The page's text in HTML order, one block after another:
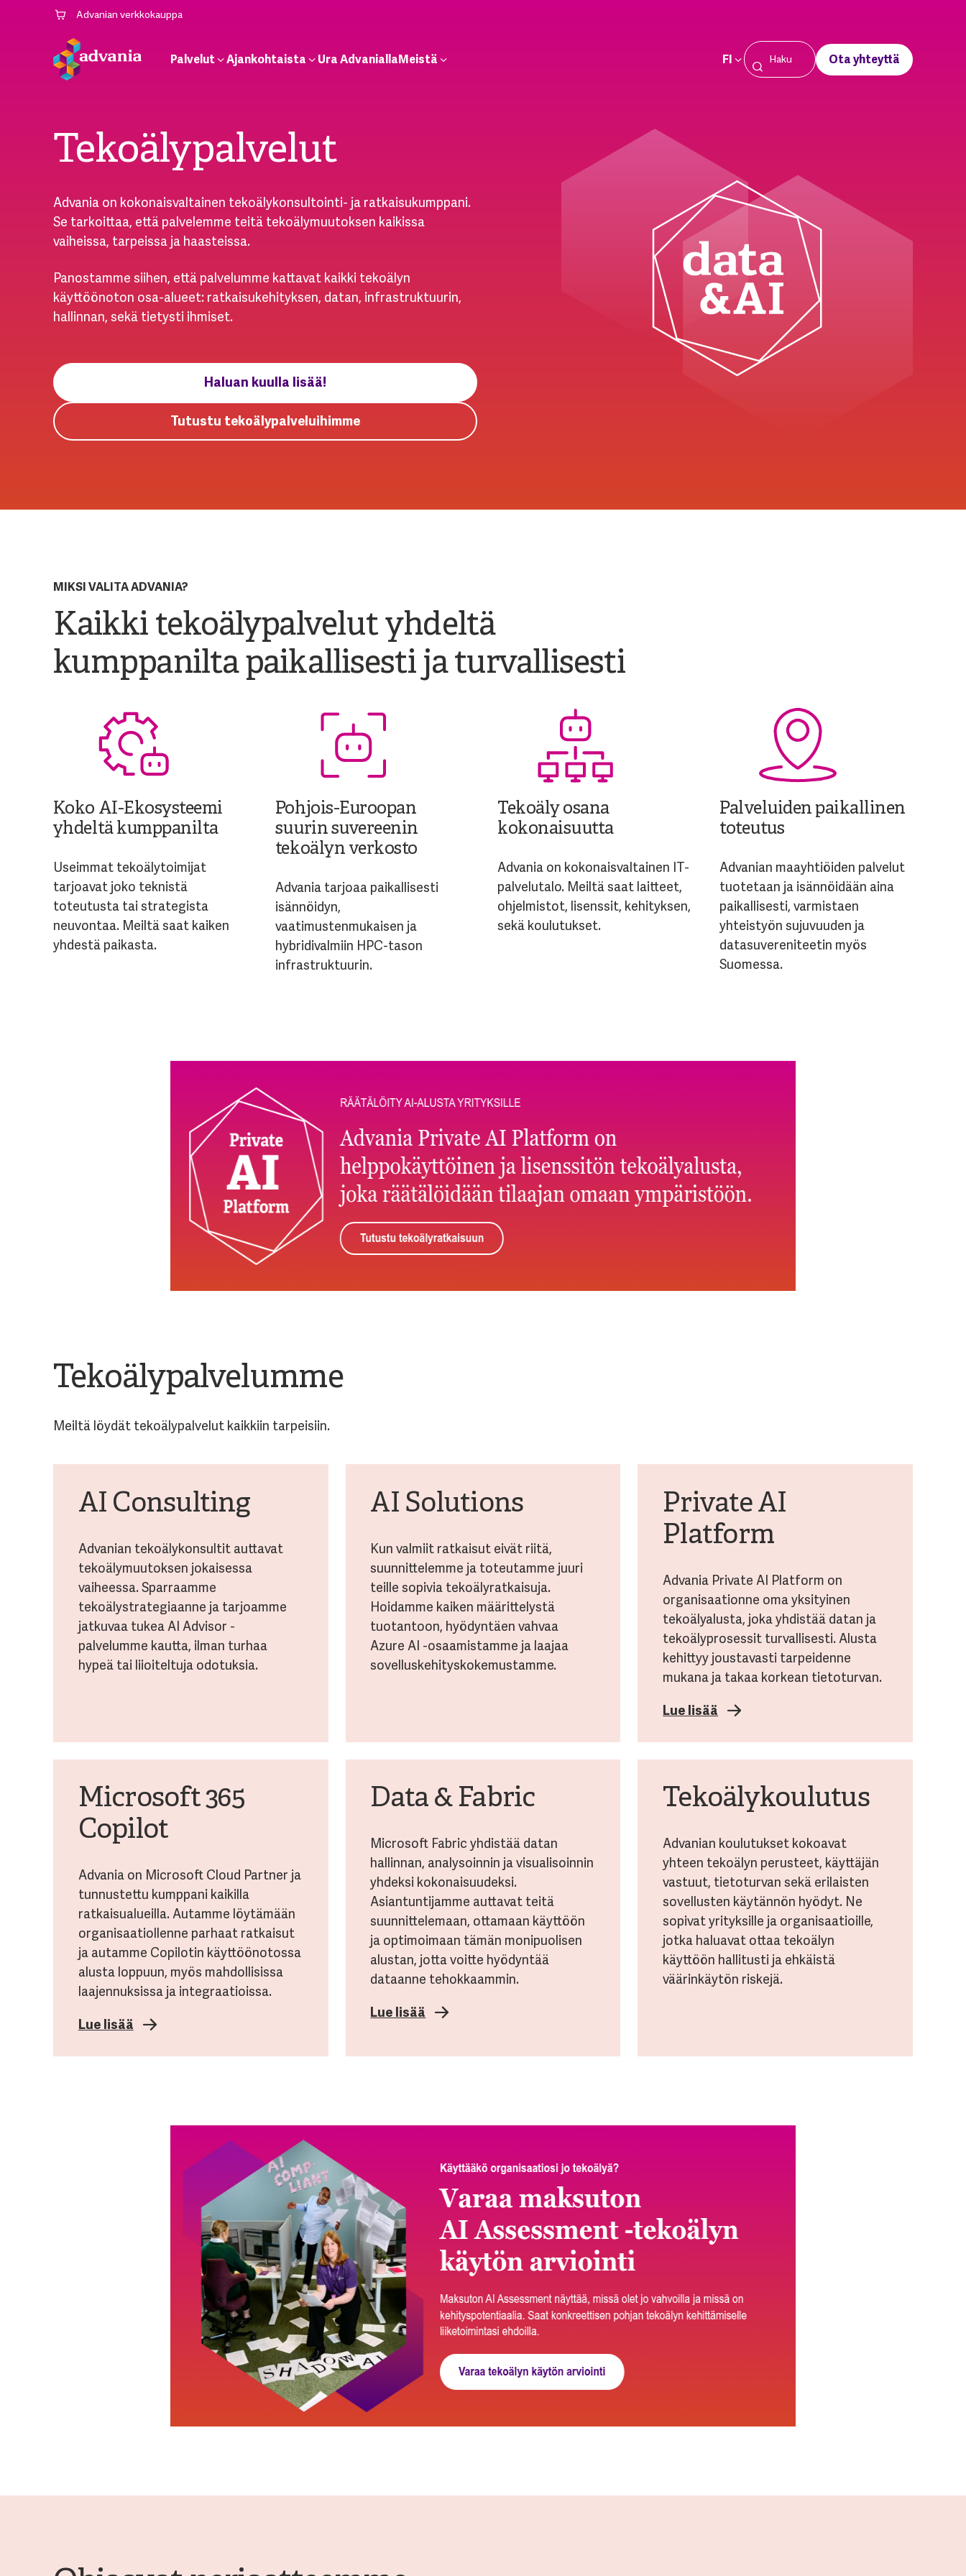
Advanian verkkokauppa
Palvelut Ajankohtaista Ura AdvaniallaMeistä FI Ota yhteyttä
Tekoälypalvelut
Advania on kokonaisvaltainen tekoälykonsultointi- ja ratkaisukumppani.
Se tarkoittaa, että palvelemme teitä tekoälymuutoksen kaikissa
vaiheissa, tarpeissa ja haasteissa.
Panostamme siihen, että palvelumme kattavat kaikki tekoälyn
käyttöönoton osa-alueet: ratkaisukehityksen, datan, infrastruktuurin,
hallinnan, sekä tietysti ihmiset.
Haluan kuulla lisää!
Tutustu tekoälypalveluihimme
MIKSI VALITA ADVANIA?
Kaikki tekoälypalvelut yhdeltä
kumppanilta paikallisesti ja turvallisesti
Koko AI-Ekosysteemi
yhdeltä kumppanilta
Useimmat tekoälytoimijat
tarjoavat joko teknistä
toteutusta tai strategista
neuvontaa. Meiltä saat kaiken
yhdestä paikasta.
Pohjois-Euroopan
suurin suvereenin
tekoälyn verkosto
Advania tarjoaa paikallisesti
isännöidyn,
vaatimustenmukaisen ja
hybridivalmiin HPC-tason
infrastruktuurin.
Tekoäly osana
kokonaisuutta
Advania on kokonaisvaltainen IT-
palvelutalo. Meiltä saat laitteet,
ohjelmistot, lisenssit, kehityksen,
sekä koulutukset.
Palveluiden paikallinen
toteutus
Advanian maayhtiöiden palvelut
tuotetaan ja isännöidään aina
paikallisesti, varmistaen
yhteistyön sujuvuuden ja
datasuvereniteetin myös
Suomessa.
Tekoälypalvelumme
Meiltä löydät tekoälypalvelut kaikkiin tarpeisiin.
AI Consulting
Advanian tekoälykonsultit auttavat
tekoälymuutoksen jokaisessa
vaiheessa. Sparraamme
tekoälystrategiaanne ja tarjoamme
jatkuvaa tukea AI Advisor -
palvelumme kautta, ilman turhaa
hypeä tai liioiteltuja odotuksia.
AI Solutions
Kun valmiit ratkaisut eivät riitä,
suunnittelemme ja toteutamme juuri
teille sopivia tekoälyratkaisuja.
Hoidamme kaiken määrittelystä
tuotantoon, hyödyntäen vahvaa
Azure AI -osaamistamme ja laajaa
sovelluskehityskokemustamme.
Private AI
Platform
Advania Private AI Platform on
organisaationne oma yksityinen
tekoälyalusta, joka yhdistää datan ja
tekoälyprosessit turvallisesti. Alusta
kehittyy joustavasti tarpeidenne
mukana ja takaa korkean tietoturvan.
Lue lisää
Microsoft 365
Copilot
Advania on Microsoft Cloud Partner ja
tunnustettu kumppani kaikilla
ratkaisualueilla. Autamme löytämään
organisaatiollenne parhaat ratkaisut
ja autamme Copilotin käyttöönotossa
alusta loppuun, myös mahdollisissa
laajennuksissa ja integraatioissa.
Lue lisää
Data & Fabric
Microsoft Fabric yhdistää datan
hallinnan, analysoinnin ja visualisoinnin
yhdeksi kokonaisuudeksi.
Asiantuntijamme auttavat teitä
suunnittelemaan, ottamaan käyttöön
ja optimoimaan tämän monipuolisen
alustan, jotta voitte hyödyntää
dataanne tehokkaammin.
Lue lisää
Tekoälykoulutus
Advanian koulutukset kokoavat
yhteen tekoälyn perusteet, käyttäjän
vastuut, tietoturvan sekä erilaisten
sovellusten käytännön hyödyt. Ne
sopivat yrityksille ja organisaatioille,
jotka haluavat ottaa tekoälyn
käyttöön hallitusti ja ehkäistä
väärinkäytön riskejä.